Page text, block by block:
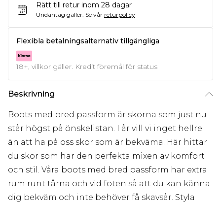
Rätt till retur inom 28 dagar
Undantag gäller. Se vår returpolicy
Flexibla betalningsalternativ tillgängliga
18+, villkor gäller. Kredit föremål för status
Beskrivning
Boots med bred passform är skorna som just nu
står högst på önskelistan. I år vill vi inget hellre
än att ha på oss skor som är bekväma. Här hittar
du skor som har den perfekta mixen av komfort
och stil. Våra boots med bred passform har extra
rum runt tårna och vid foten så att du kan känna
dig bekväm och inte behöver få skavsår. Styla